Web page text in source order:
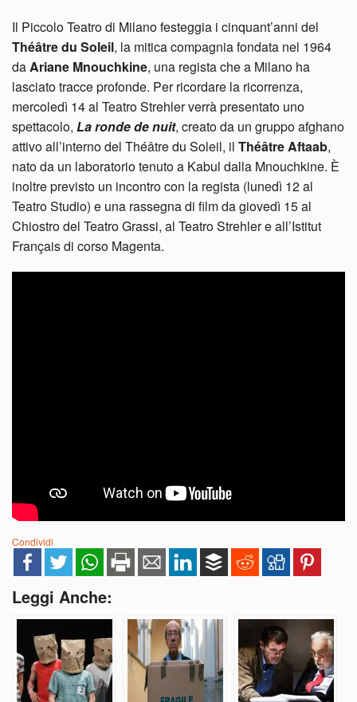
Il Piccolo Teatro di Milano festeggia i cinquant’anni del
Théâtre du Soleil, la mitica compagnia fondata nel 1964
da Ariane Mnouchkine, una regista che a Milano ha
lasciato tracce profonde. Per ricordare la ricorrenza,
mercoledì 14 al Teatro Strehler verrà presentato uno
spettacolo, La ronde de nuit, creato da un gruppo afghano
attivo all’interno del Théâtre du Soleil, il Théâtre Aftaab,
nato da un laboratorio tenuto a Kabul dalla Mnouchkine. È
inoltre previsto un incontro con la regista (lunedì 12 al
Teatro Studio) e una rassegna di film da giovedì 15 al
Chiostro del Teatro Grassi, al Teatro Strehler e all’Istitut
Français di corso Magenta.
Condividi
Leggi Anche: